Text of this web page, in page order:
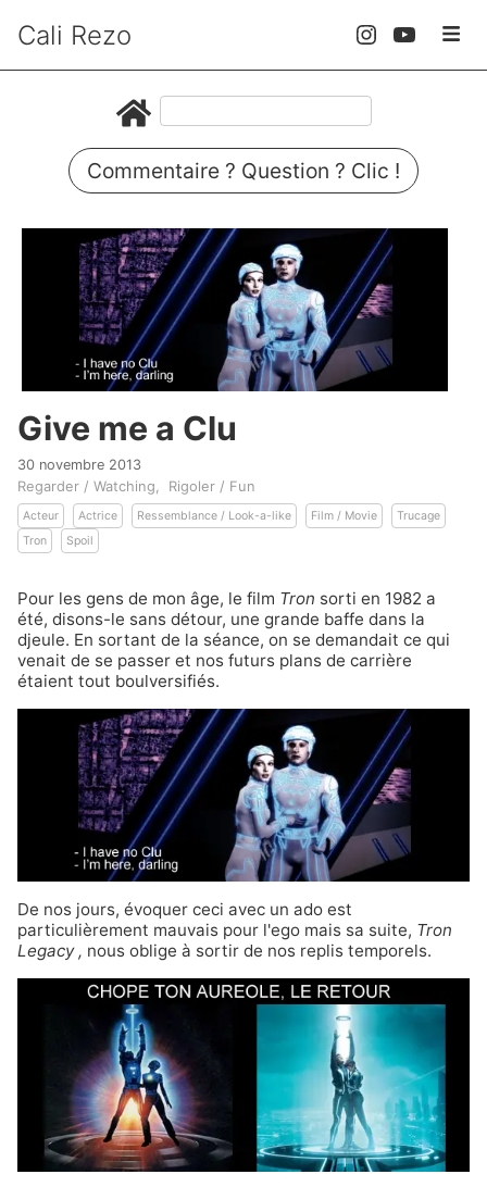
Cali Rezo
Commentaire ? Question ? Clic !
Give me a Clu
30 novembre 2013
Regarder / Watching Rigoler / Fun
Acteur Actrice Ressemblance / Look-a-like Film / Movie
Trucage
Tron
Spoil
Pour les gens de mon âge, le film Tron sorti en 1982 a
été, disons-le sans détour, une grande baffe dans la
djeule. En sortant de la séance, on se demandait ce qui
venait de se passer et nos futurs plans de carrière
étaient tout boulversifiés.
De nos jours, évoquer ceci avec un ado est
particulièrement mauvais pour l'ego mais sa suite, Tron
Legacy , nous oblige à sortir de nos replis temporels.